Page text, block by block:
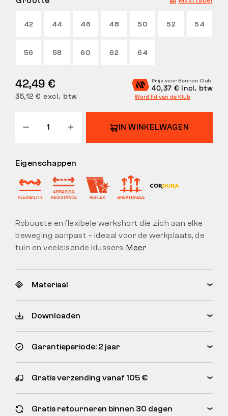
42 44 46 48 50 52 54
56 58 60 62 64
42,49 €
35,12 € excl. btw
Prijs voor Bennon Club
40,37 € incl. btw
Word lid van de Klub
IN WINKELWAGEN
Eigenschappen
Robuuste en flexibele werkshort die zich aan elke
beweging aanpast – ideaal voor de werkplaats, de
tuin en veeleisende klussers. Meer
Materiaal
Downloaden
Garantieperiode: 2 jaar
Gratis verzending vanaf 105 €
Gratis retourneren binnen 30 dagen